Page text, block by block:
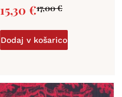
17,00€
15,30 €
Dodaj v košarico